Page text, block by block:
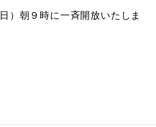
）朝９時に一斉開放いたしま